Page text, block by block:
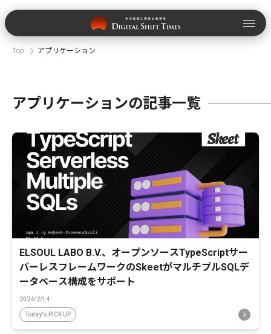
Top アプリケーション
アプリケーションの記事一覧
ELSOUL LABO B.V.、オープンソースTypeScriptサー
バーレスフレームワークのSkeetがマルチプルSQLデ
ータベース構成をサポート
2024/2/14
Today's PICK UP